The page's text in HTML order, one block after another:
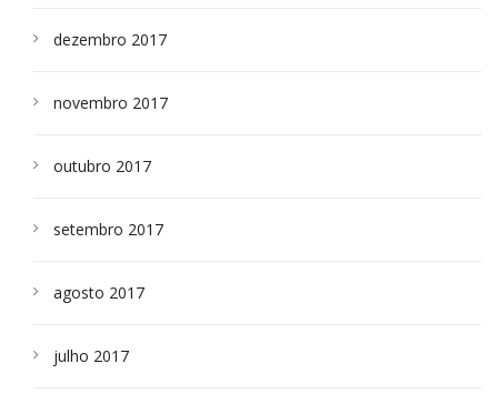
dezembro 2017
novembro 2017
outubro 2017
setembro 2017
agosto 2017
julho 2017